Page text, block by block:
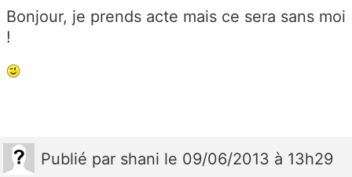
Bonjour, je prends acte mais ce sera sans moi
!
Publié par shani le 09/06/2013 à 13h29